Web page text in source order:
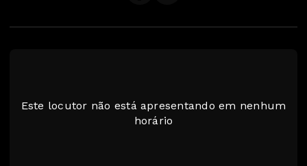
Este locutor não está apresentando em nenhum
horário